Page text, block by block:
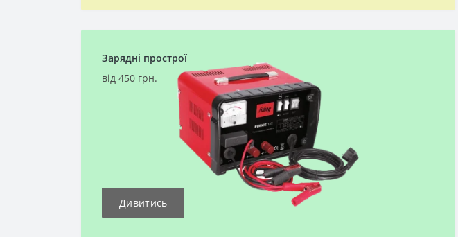
Зарядні прострої
від 450 грн.
Дивитись